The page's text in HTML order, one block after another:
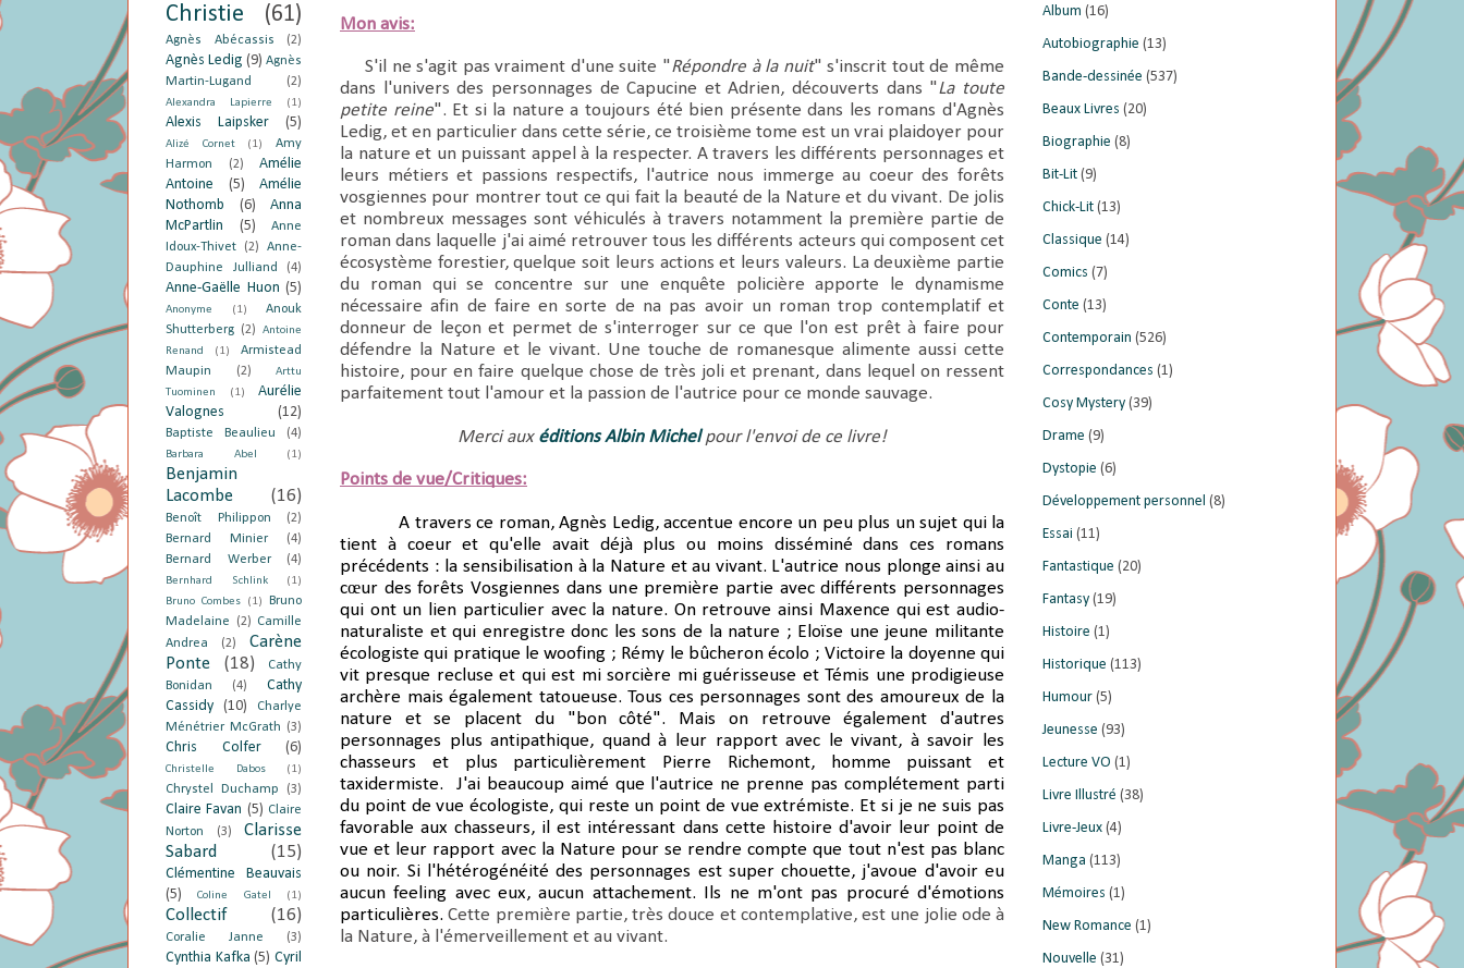
Mon avis:
S'il ne s'agit pas vraiment d'une suite "Répondre à la nuit" s'inscrit tout de même
dans l'univers des personnages de Capucine et Adrien, découverts dans "La toute
petite reine". Et si la nature a toujours été bien présente dans les romans d'Agnès
Ledig, et en particulier dans cette série, ce troisième tome est un vrai plaidoyer pour
la nature et un puissant appel à la respecter. A travers les différents personnages et
leurs métiers et passions respectifs, l'autrice nous immerge au coeur des forêts
vosgiennes pour montrer tout ce qui fait la beauté de la Nature et du vivant. De jolis
et nombreux messages sont véhiculés à travers notamment la première partie de
roman dans laquelle j'ai aimé retrouver tous les différents acteurs qui composent cet
écosystème forestier, quelque soit leurs actions et leurs valeurs. La deuxième partie
du roman qui se concentre sur une enquête policière apporte le dynamisme
nécessaire afin de faire en sorte de na pas avoir un roman trop contemplatif et
donneur de leçon et permet de s'interroger sur ce que l'on est prêt à faire pour
défendre la Nature et le vivant. Une touche de romanesque alimente aussi cette
histoire, pour en faire quelque chose de très joli et prenant, dans lequel on ressent
parfaitement tout l'amour et la passion de l'autrice pour ce monde sauvage.
Merci aux éditions Albin Michelpour l'envoi de ce livre!
Points de vue/Critiques:
A travers ce roman, Agnès Ledig, accentue encore un peu plus un sujet qui la
tient à coeur et qu'elle avait déjà plus ou moins disséminé dans ces romans
précédents : la sensibilisation à la Nature et au vivant. L'autrice nous plonge ainsi au
cœur des forêts Vosgiennes dans une première partie avec différents personnages
qui ont un lien particulier avec la nature. On retrouve ainsi Maxence qui est audio-
naturaliste et qui enregistre donc les sons de la nature ; Eloïse une jeune militante
écologiste qui pratique le woofing ; Rémy le bûcheron écolo ; Victoire la doyenne qui
vit presque recluse et qui est mi sorcière mi guérisseuse et Témis une prodigieuse
archère mais également tatoueuse. Tous ces personnages sont des amoureux de la
nature et se placent du "bon côté". Mais on retrouve également d'autres
personnages plus antipathique, quand à leur rapport avec le vivant, à savoir les
chasseurs et plus particulièrement Pierre Richemont, homme puissant et
taxidermiste. J'ai beaucoup aimé que l'autrice ne prenne pas complétement parti
du point de vue écologiste, qui reste un point de vue extrémiste. Et si je ne suis pas
favorable aux chasseurs, il est intéressant dans cette histoire d'avoir leur point de
vue et leur rapport avec la Nature pour se rendre compte que tout n'est pas blanc
ou noir. Si l'hétérogénéité des personnages est super chouette, j'avoue d'avoir eu
aucun feeling avec eux, aucun attachement. Ils ne m'ont pas procuré d'émotions
particulières.Cette première partie, très douce et contemplative, est une jolie ode à
la Nature, à l'émerveillement et au vivant.
Christie
(61)
Agnès Abécassis (2)
Agnès Ledig (9) Agnès
Martin-Lugand
(2)
Alexandra Lapierre (1)
Alexis Laipsker (5)
Alizé Cornet (1)
Amy
Harmon
(2)
Amélie
Antoine
(5)
Amélie
Nothomb
(6)
Anna
McPartlin
(5)
Anne
Idoux-Thivet
(2)
Anne-
Dauphine Julliand
(4)
Anne-Gaëlle Huon (5)
Anonyme (1)
Anouk
Shutterberg (2)
Antoine
Renand
(1)
Armistead
Maupin
(2)
Arttu
Tuominen
(1)
Aurélie
Valognes
(12)
Baptiste Beaulieu (4)
Barbara Abel (1)
Benjamin
Lacombe
(16)
Benoît Philippon
(2)
Bernard Minier
(4)
Bernard Werber
(4)
Bernhard Schlink
(1)
Bruno Combes
(1)
Bruno
Madelaine
(2) Camille
Andrea
(2)
Carène
Ponte
(18)
Cathy
Bonidan
(4)
Cathy
Cassidy (10)
Charlye
Ménétrier McGrath (3)
Chris Colfer (6)
Christelle Dabos (1)
Chrystel Duchamp (3)
Claire Favan (5) Claire
Norton
(3)
Clarisse
Sabard
(15)
Clémentine Beauvais
(5)
Coline Gatel (1)
Collectif (16)
Coralie Janne (3)
Cynthia Kafka (5) Cyril
Album (16)
Autobiographie (13)
Bande-dessinée (537)
Beaux Livres (20)
Biographie (8)
Bit-Lit (9)
Chick-Lit (13)
Classique (14)
Comics (7)
Conte (13)
Contemporain (526)
Correspondances (1)
Cosy Mystery (39)
Drame (9)
Dystopie (6)
Développement personnel (8)
Essai (11)
Fantastique (20)
Fantasy (19)
Histoire (1)
Historique (113)
Humour (5)
Jeunesse (93)
Lecture VO (1)
Livre Illustré (38)
Livre-Jeux (4)
Manga (113)
Mémoires (1)
New Romance (1)
Nouvelle (31)